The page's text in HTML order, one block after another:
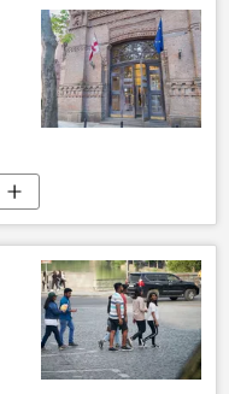
გარემოს დაცვისა და სოფლის მეურნეობის სამინისტრო
საქართველოს განათლებისა და მეცნიერების სამინისტრო